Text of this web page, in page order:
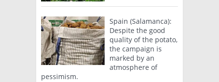
Spain (Salamanca):
Despite the good
quality of the potato,
the campaign is
marked by an
atmosphere of
pessimism.